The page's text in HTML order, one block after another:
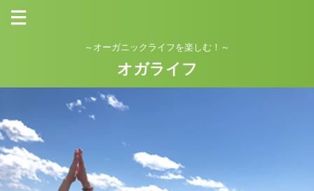
～オーガニックライフを楽しむ！～
オガライフ